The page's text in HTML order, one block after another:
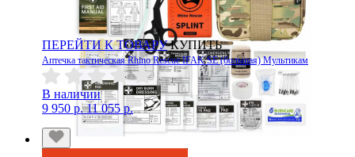
ПЕРЕЙТИ К ТОВАРУ КУПИТЬ
Аптечка тактическая Rhino Rescue IFAK SE (большая) Мультикам
В наличии
9 950 р. 11 055 р.